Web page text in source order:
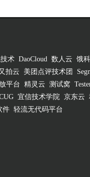
术 DaoCloud 数人云 饿
又拍云 美团点评技术团
平台 精灵云 测试窝
宜信技术学院 京东云
件 轻流无代码平台